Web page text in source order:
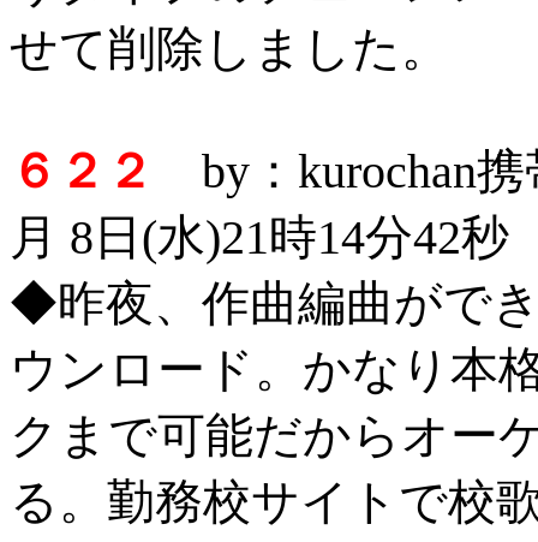
せて削除しました。
６２２
by：kurochan
月 8日(水)21時14分42秒
◆昨夜、作曲編曲がで
ウンロード。かなり本
クまで可能だからオー
る。勤務校サイトで校